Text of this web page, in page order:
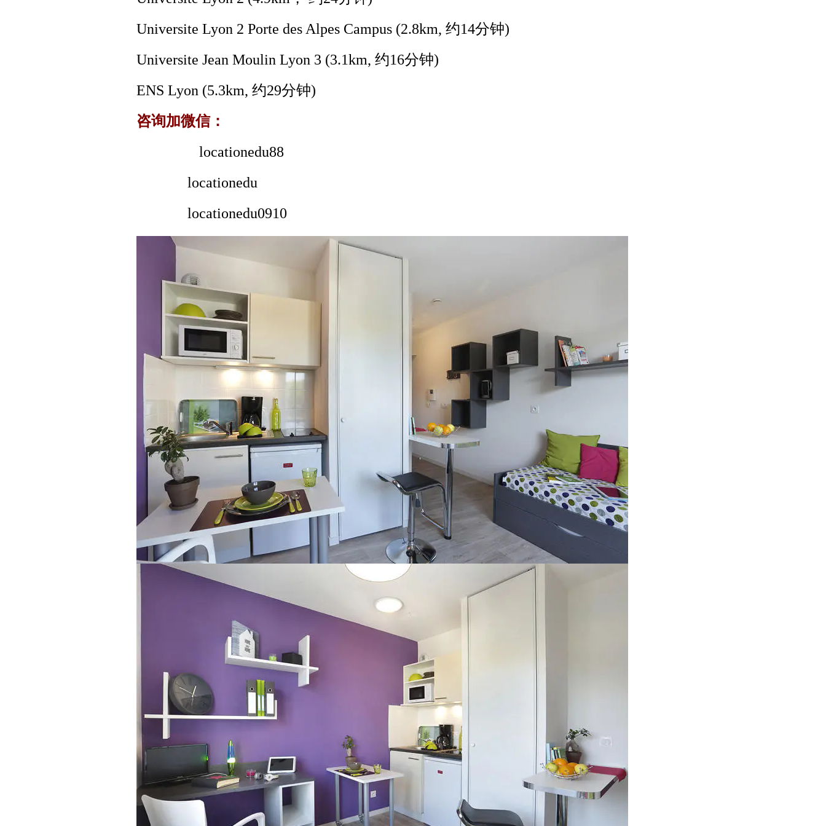
Universite Lyon 2 Porte des Alpes Campus (2.8km, 约14分钟)
Universite Jean Moulin Lyon 3 (3.1km, 约16分钟)
ENS Lyon (5.3km, 约29分钟)
咨询加微信：
locationedu88
locationedu
locationedu0910